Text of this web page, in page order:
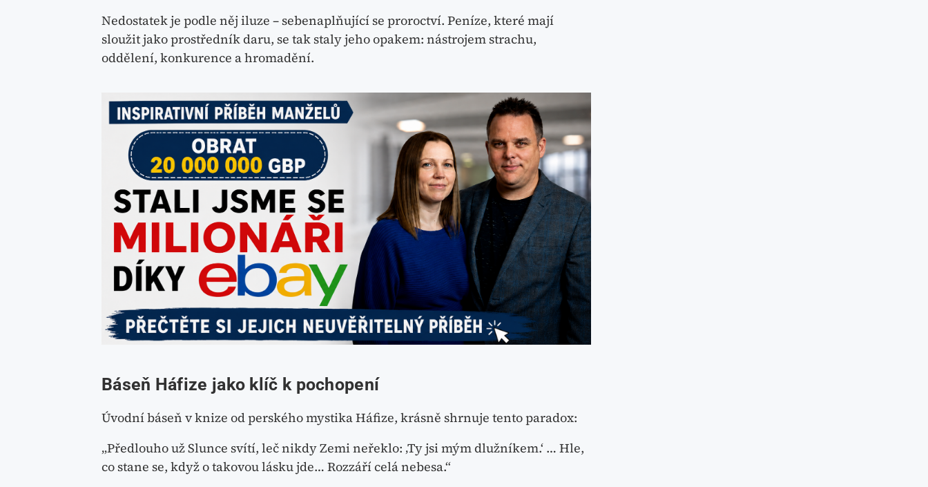
Nedostatek je podle něj iluze – sebenaplňující se proroctví. Peníze, které mají
sloužit jako prostředník daru, se tak staly jeho opakem: nástrojem strachu,
oddělení, konkurence a hromadění.
Báseň Háfize jako klíč k pochopení
Úvodní báseň v knize od perského mystika Háfize, krásně shrnuje tento paradox:
„Předlouho už Slunce svítí, leč nikdy Zemi neřeklo: ‚Ty jsi mým dlužníkem.‘ … Hle,
co stane se, když o takovou lásku jde… Rozzáří celá nebesa.“